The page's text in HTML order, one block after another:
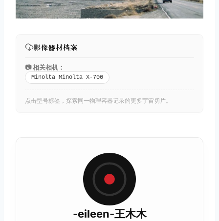
影像器材档案
📷 相关相机：
Minolta Minolta X-700
点击型号标签，探索同一物理容器记录的更多宇宙切片。
-eileen-王木木